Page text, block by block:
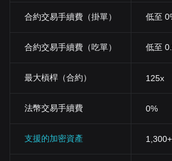
寶箱，參加比賽以獲取稀有NFT KATA
玩、賺錢和學習的範式，使其在遊戲產業中
面的生態系。玩家透過參與獲得獎勵，從
之間的差距。該平台的設計迎合了遊戲玩
什麼是KATA
的主要貨幣，支援遊戲內道具和數位藝術品
外， KATA 代幣還可用於在遊戲中質押，為
合約交易手續費（掛單） 低至
合約交易手續費（吃單） 低至
最大槓桿（合約） 125x
法幣交易手續費 0%
支援的加密資產 1,300+